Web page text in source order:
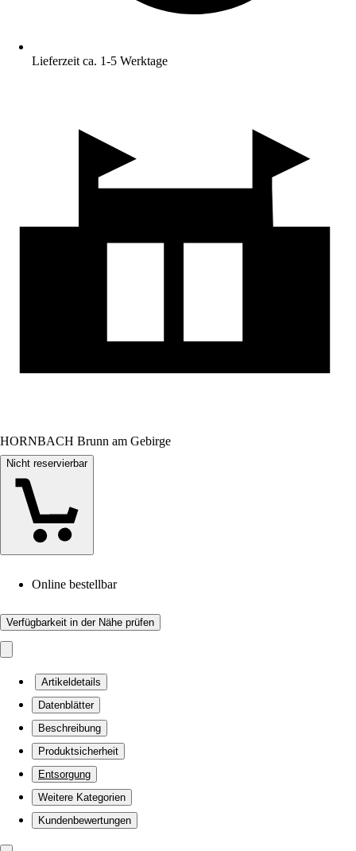
Lieferzeit ca. 1-5 Werktage
HORNBACH Brunn am Gebirge
Nicht reservierbar
Online bestellbar
Verfügbarkeit in der Nähe prüfen
Artikeldetails
Datenblätter
Beschreibung
Produktsicherheit
Entsorgung
Weitere Kategorien
Kundenbewertungen